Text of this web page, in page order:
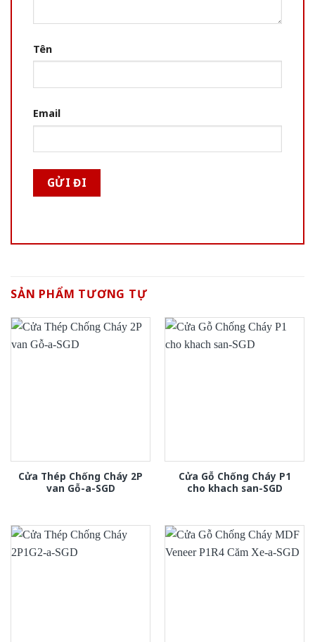
Tên
Email
SẢN PHẨM TƯƠNG TỰ
Cửa Thép Chống Cháy 2P
van Gỗ-a-SGD
Cửa Gỗ Chống Cháy P1
cho khach san-SGD